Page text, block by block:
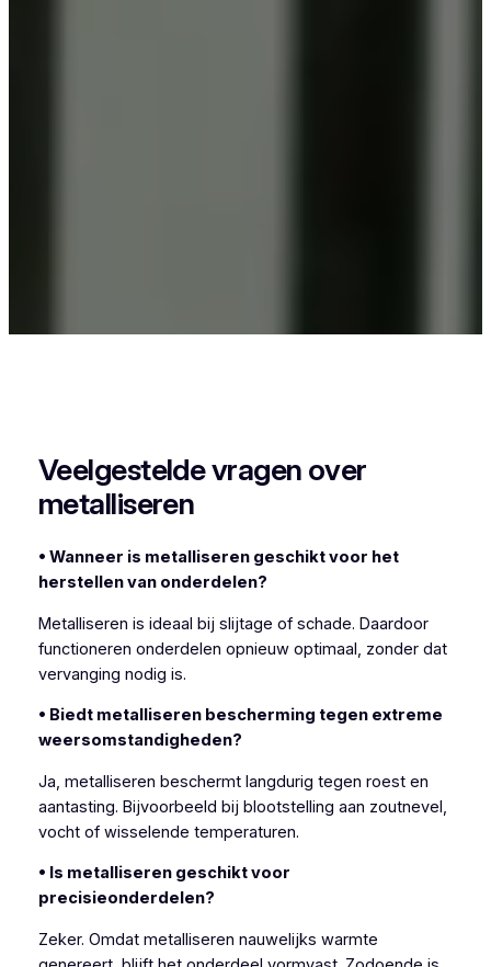
Veelgestelde vragen over
metalliseren
• Wanneer is metalliseren geschikt voor het
herstellen van onderdelen?
Metalliseren is ideaal bij slijtage of schade. Daardoor
functioneren onderdelen opnieuw optimaal, zonder dat
vervanging nodig is.
• Biedt metalliseren bescherming tegen extreme
weersomstandigheden?
Ja, metalliseren beschermt langdurig tegen roest en
aantasting. Bijvoorbeeld bij blootstelling aan zoutnevel,
vocht of wisselende temperaturen.
• Is metalliseren geschikt voor
precisieonderdelen?
Zeker. Omdat metalliseren nauwelijks warmte